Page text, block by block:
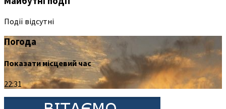
Події відсутні
Погода
Показати місцевий час
22:31